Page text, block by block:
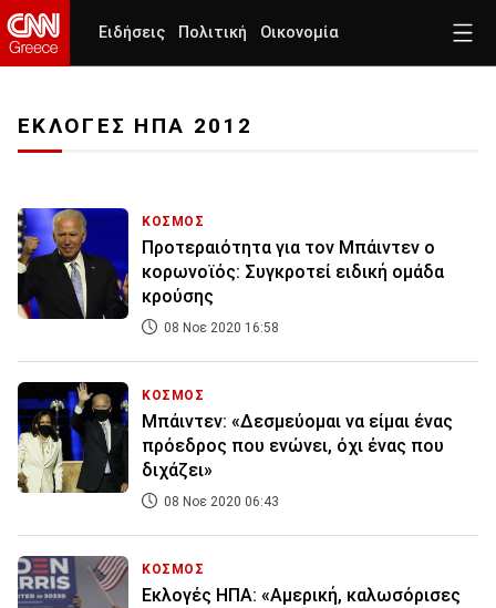
Ειδήσεις Πολιτική Οικονομία
ΕΚΛΟΓΕΣ ΗΠΑ 2012
ΚΟΣΜΟΣ
Προτεραιότητα για τον Μπάιντεν ο
κορωνοϊός: Συγκροτεί ειδική ομάδα
κρούσης
08 Νοε 2020 16:58
ΚΟΣΜΟΣ
Μπάιντεν: «Δεσμεύομαι να είμαι ένας
πρόεδρος που ενώνει, όχι ένας που
διχάζει»
08 Νοε 2020 06:43
ΚΟΣΜΟΣ
Εκλογές ΗΠΑ: «Αμερική, καλωσόρισες